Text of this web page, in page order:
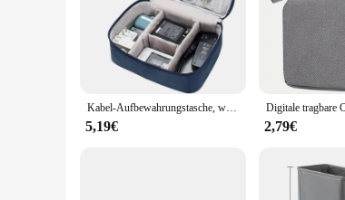
**Efficient Storage and Organization**
The organisor schmimke storage bag is a
but also a stylish addition to your home decor.
looking to declutter your closet or organize
**Durable and Eco-Friendly**
Crafted from high-quality, eco-friendly fabric,
that it can withstand daily use. The bag's
you to easily transport your belongings from
that it complements any decor while providing
Kabel-Aufbewahrungstasche, wasserdicht, digital, elektronisch, Organizer, tragbar, USB, Datenleitung, Ladegerät, Stecker, Aufbewahrungstasche, Reise-Kabel-Organizer
5,19€ 2,79€